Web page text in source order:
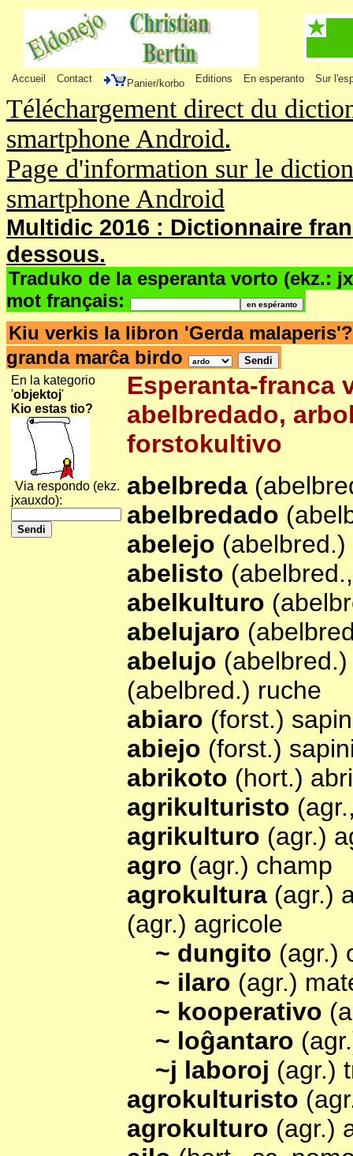
Accueil Contact Panier/korbo Editions En esperanto Sur
Téléchargement direct du
smartphone Android.
Page d'information sur le
smartphone Android
Multidic 2016 : Dictionnaire
dessous.
Traduko de la esperanta vorto (ekz.:
mot français:
Kiu verkis la libron 'Gerda
granda marĉa birdo
En la kategorio
'objektoj'
Kio estas tio?
Via respondo (ekz.
jxauxdo):
Esperanta-franca
abelbredado,
forstokultivo
abelbreda
abelbredado
abelejo
abelisto
abelkulturo
abelujaro
abelujo
(abelbred.) ruche
abiaro (forst.)
abiejo (forst.)
abrikoto (hort.)
agrikulturisto
agrikulturo (agr.)
agro (agr.) champ
agrokultura (agr.)
(agr.) agricole
~ dungito (agr.)
~ ilaro (agr.)
~ kooperativo
~ loĝantaro
~j laboroj (agr.)
agrokulturisto
agrokulturo (agr.)